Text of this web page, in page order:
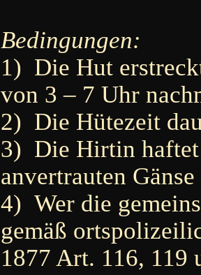
Bedingungen:
1) Die Hut
von 3 – 7 Uhr
2) Die Hütezeit
3) Die Hirtin
anvertrauten Gänse
4) Wer die
gemäß
1877 Art. 116, 119